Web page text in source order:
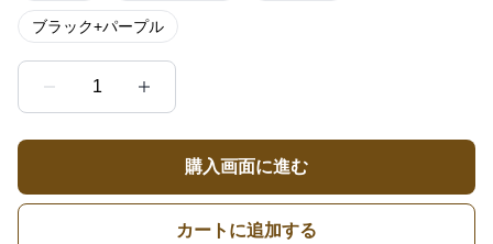
ブラック+パープル
1
購入画面に進む
カートに追加する